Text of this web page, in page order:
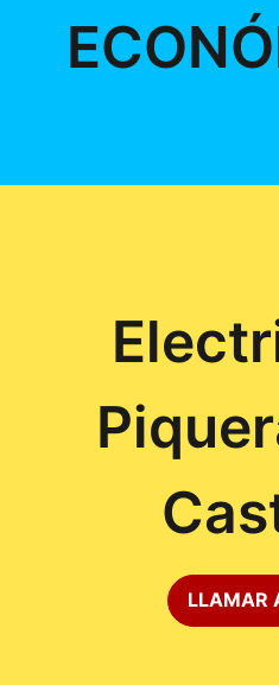
LLAMAR